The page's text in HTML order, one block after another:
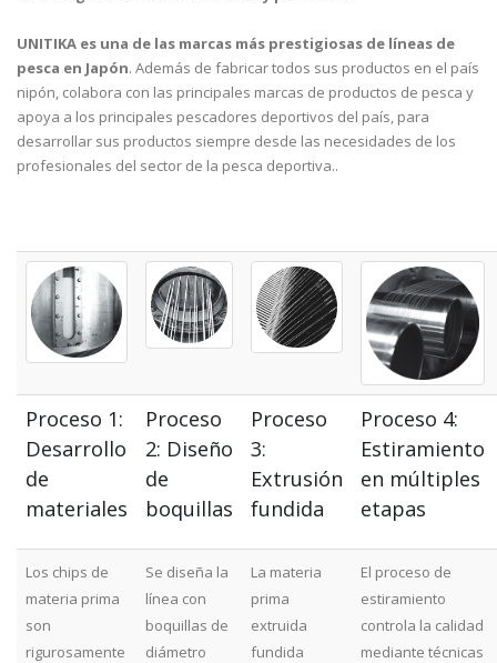
UNITIKA es una de las marcas más prestigiosas de líneas de
pesca en Japón. Además de fabricar todos sus productos en el país
nipón, colabora con las principales marcas de productos de pesca y
apoya a los principales pescadores deportivos del país, para
desarrollar sus productos siempre desde las necesidades de los
profesionales del sector de la pesca deportiva..
Proceso 1:
Desarrollo
de
materiales
Proceso
2: Diseño
de
boquillas
Proceso
3:
Extrusión
fundida
Proceso 4:
Estiramiento
en múltiples
etapas
Los chips de
materia prima
son
rigurosamente
Se diseña la
línea con
boquillas de
diámetro
La materia
prima
extruida
fundida
El proceso de
estiramiento
controla la calidad
mediante técnicas